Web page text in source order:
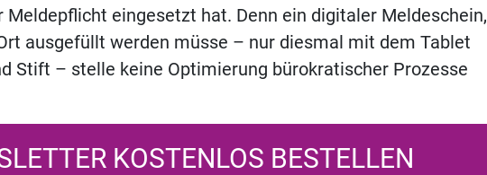
Meldepflicht eingesetzt hat. Denn ein digitaler Meldeschein,
ausgefüllt werden müsse – nur diesmal mit dem Tablet
Stift – stelle keine Optimierung bürokratischer Prozesse
KOSTENLOS BESTELLEN